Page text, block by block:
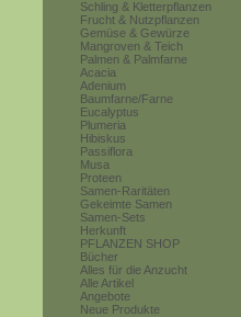
Schling & Kletterpflanzen
Frucht & Nutzpflanzen
Gemüse & Gewürze
Mangroven & Teich
Palmen & Palmfarne
Acacia
Adenium
Baumfarne/Farne
Eucalyptus
Plumeria
Hibiskus
Passiflora
Musa
Proteen
Samen-Raritäten
Gekeimte Samen
Samen-Sets
Herkunft
PFLANZEN SHOP
Bücher
Alles für die Anzucht
Alle Artikel
Angebote
Neue Produkte